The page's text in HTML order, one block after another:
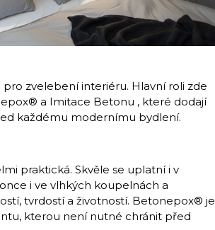
zvelebení interiéru. Hlavní roli zde
a Imitace Betonu , které dodají
každému modernímu bydlení.
praktická. Skvěle se uplatní i v
i ve vlhkých koupelnách a
tvrdostí a životností. Betonepox® je
kterou není nutné chránit před